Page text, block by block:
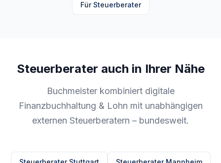
Für Steuerberater
Steuerberater auch in Ihrer Nähe
Buchmeister kombiniert digitale
Finanzbuchhaltung & Lohn mit unabhängigen
externen Steuerberatern – bundesweit.